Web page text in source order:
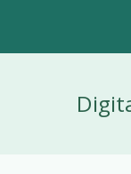
hoofdinhoud